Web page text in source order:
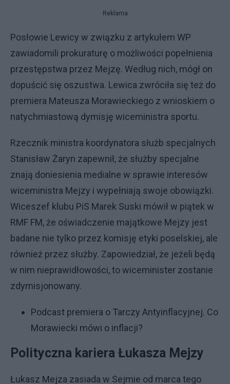
Reklama
Posłowie Lewicy w związku z artykułem WP
zawiadomili prokuraturę o możliwości popełnienia
przestępstwa przez Mejzę. Według nich, mógł on
dopuścić się oszustwa. Lewica zwróciła się też do
premiera Mateusza Morawieckiego z wnioskiem o
natychmiastową dymisję wiceministra sportu.
Rzecznik ministra koordynatora służb specjalnych
Stanisław Żaryn zapewnił, że służby specjalne
znają doniesienia medialne w sprawie interesów
wiceministra Mejzy i wypełniają swoje obowiązki.
Wiceszef klubu PiS Marek Suski mówił w piątek w
RMF FM, że oświadczenie majątkowe Mejzy jest
badane nie tylko przez komisję etyki poselskiej, ale
również przez służby. Zapowiedział, że jeżeli będą
w nim nieprawidłowości, to wiceminister zostanie
zdymisjonowany.
Podcast premiera o Tarczy Antyinflacyjnej. Co
Morawiecki mówi o inflacji?
Polityczna kariera Łukasza Mejzy
Łukasz Mejza zasiada w Sejmie od marca tego